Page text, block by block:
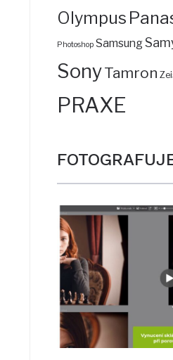
Olympus
Photoshop Samsung
SonyTamron
PRAXE